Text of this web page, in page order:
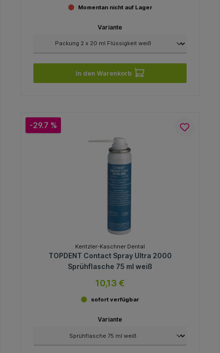
Momentan nicht auf Lager
Variante
In den Warenkorb
-29.7 %
Kentzler-Kaschner Dental
TOPDENT Contact Spray Ultra 2000
Sprühflasche 75 ml weiß
10,13 €
sofort verfügbar
Variante